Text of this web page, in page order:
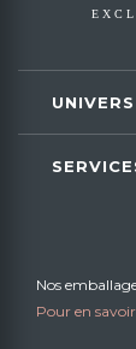
UNIVERS
Nos
Pour en